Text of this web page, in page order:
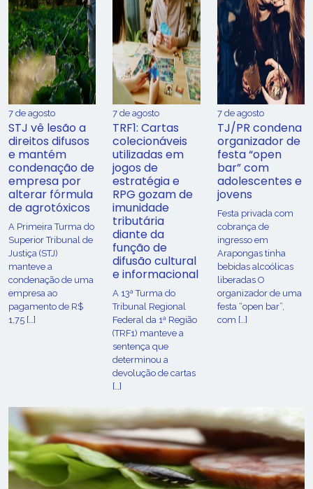
7 de agosto
STJ vê lesão a
direitos difusos
e mantém
condenação de
empresa por
alterar fórmula
de agrotóxicos
​A Primeira Turma do
Superior Tribunal de
Justiça (STJ)
manteve a
condenação de uma
empresa ao
pagamento de R$
1,75 […]
7 de agosto
TRF1: Cartas
colecionáveis
utilizadas em
jogos de
estratégia e
RPG gozam de
imunidade
tributária
diante da
função de
difusão cultural
e informacional
A 13ª Turma do
Tribunal Regional
Federal da 1ª Região
(TRF1) manteve a
sentença que
determinou a
devolução de cartas
[…]
7 de agosto
TJ/PR condena
organizador de
festa “open
bar” com
adolescentes e
jovens
Festa privada com
cobrança de
ingresso em
Arapongas tinha
bebidas alcoólicas
liberadas O
organizador de uma
festa “open bar”,
com […]